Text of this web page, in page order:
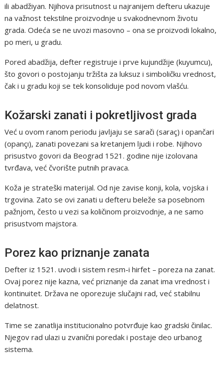
ili abadžiyan. Njihova prisutnost u najranijem defteru ukazuje
na važnost tekstilne proizvodnje u svakodnevnom životu
grada. Odeća se ne uvozi masovno – ona se proizvodi lokalno,
po meri, u gradu.
Pored abadžija, defter registruje i prve kujundžije (kuyumcu),
što govori o postojanju tržišta za luksuz i simboličku vrednost,
čak i u gradu koji se tek konsoliduje pod novom vlašću.
Kožarski zanati i pokretljivost grada
Već u ovom ranom periodu javljaju se sarači (saraç) i opančari
(opançı), zanati povezani sa kretanjem ljudi i robe. Njihovo
prisustvo govori da Beograd 1521. godine nije izolovana
tvrđava, već čvorište putnih pravaca.
Koža je strateški materijal. Od nje zavise konji, kola, vojska i
trgovina. Zato se ovi zanati u defteru beleže sa posebnom
pažnjom, često u vezi sa količinom proizvodnje, a ne samo
prisustvom majstora.
Porez kao priznanje zanata
Defter iz 1521. uvodi i sistem resm-i hirfet – poreza na zanat.
Ovaj porez nije kazna, već priznanje da zanat ima vrednost i
kontinuitet. Država ne oporezuje slučajni rad, već stabilnu
delatnost.
Time se zanatlija institucionalno potvrđuje kao gradski činilac.
Njegov rad ulazi u zvanični poredak i postaje deo urbanog
sistema.